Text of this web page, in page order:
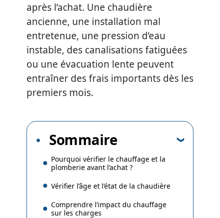
après l’achat. Une chaudière
ancienne, une installation mal
entretenue, une pression d’eau
instable, des canalisations fatiguées
ou une évacuation lente peuvent
entraîner des frais importants dès les
premiers mois.
Sommaire
Pourquoi vérifier le chauffage et la
plomberie avant l’achat ?
Vérifier l’âge et l’état de la chaudière
Comprendre l’impact du chauffage
sur les charges